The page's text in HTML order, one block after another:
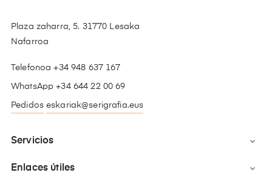
Plaza zaharra, 5. 31770 Lesaka
Nafarroa
Telefonoa +34 948 637 167
WhatsApp +34 644 22 00 69
Pedidos eskariak@serigrafia.eus
Servicios 
Enlaces útiles 